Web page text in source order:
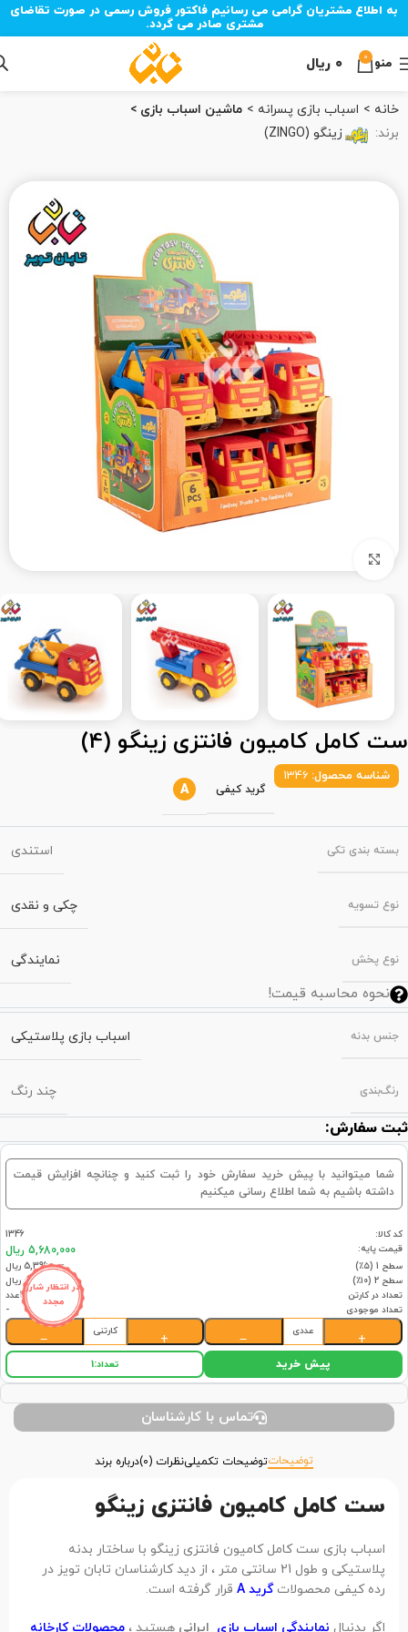
به اطلاع مشتریان گرامی می رسانیم فاکتور فروش رسمی در صورت تقاضای
مشتری صادر می گردد.
منو 0 ۰ ریال
خانه اسباب بازی پسرانه
ماشین اسباب بازی
برند:
زینگو (ZINGO)
ست کامل کامیون فانتزی زینگو (4)
شناسه محصول: 1346
گرید کیفی A
بسته‌ بندی تکی استندی
نوع تسویه چکی و نقدی
نوع پخش نمایندگی
نحوه محاسبه قیمت!
جنس بدنه اسباب بازی پلاستیکی
رنگ‌بندی چند رنگ
ثبت سفارش:
شما میتوانید با پیش خرید سفارش خود را ثبت کنید و چنانچه افزایش قیمت
داشته باشیم به شما اطلاع رسانی میکنیم
در انتظار شارژ
مجدد
کد کالا:
1346
قیمت پایه:
5,680,000 ریال
سطح 1 (۵٪)
5,396,000 ریال
سطح 2 (۱۰٪)
5,112,000 ریال
تعداد در کارتن
4عدد
تعداد موجودی
-
+
عددی
−
+
کارتنی
−
پیش خرید تعداد:1
تماس با کارشناسان
توضیحاتتوضیحات تکمیلینظرات (0) درباره برند
ست کامل کامیون فانتزی زینگو
اسباب بازی ست کامل کامیون فانتزی زینگو با ساختار بدنه
پلاستیکی و طول 21 سانتی متر ، از دید کارشناسان تابان تویز در
رده کیفی محصولاتگرید A قرار گرفته است.
اگر بدنبال نمایندگی اسباب بازی ایرانی هستید ، محصولات کارخانه